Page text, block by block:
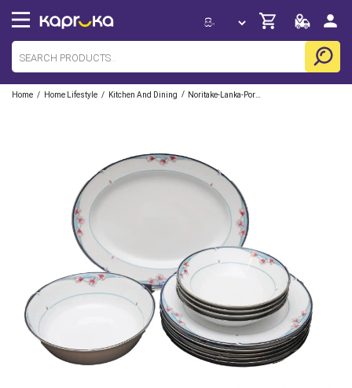
Home / Home Lifestyle / Kitchen And Dining /